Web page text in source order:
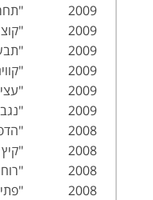
2009 "תחריטים", מכון - סדנת הדפס נירים,סדנת הדפס ירושלים, קיבוץ נירים
2009 "קוצים או מתוקים" היכל מאיר ניצן לתרבות ואמנות, ראשון לציון
2009 "תבשילי חיים" לציון יום האישה הבין לאומי,היכל התרבות,כפר סבא
2009 "קווים-אמני תחריט והדפס" גלריה לאמנות קיבוץ גן שמואל
2009 "עציץ בחוה" , גלרית החווה לאמנות אקולוגית בינתחומית, חולון
2009 "נגב אדום" מועדון לחבר, קיבוץ חצרים
2008 "הדפסים אמנותיים" בית האמנים, באר שבע
2008 "קיץ ישראלי" מוזאון חניתה לאמנות עכשווית, קיבוץ חניתה
2008 "רוח מיתרית-אדם ונוף" על הגבעה ,גלריה לאמנות מיתר
2008 "פתיחת הגלריה במיתר" על הגבעה,גלריה לאמנות,מיתר